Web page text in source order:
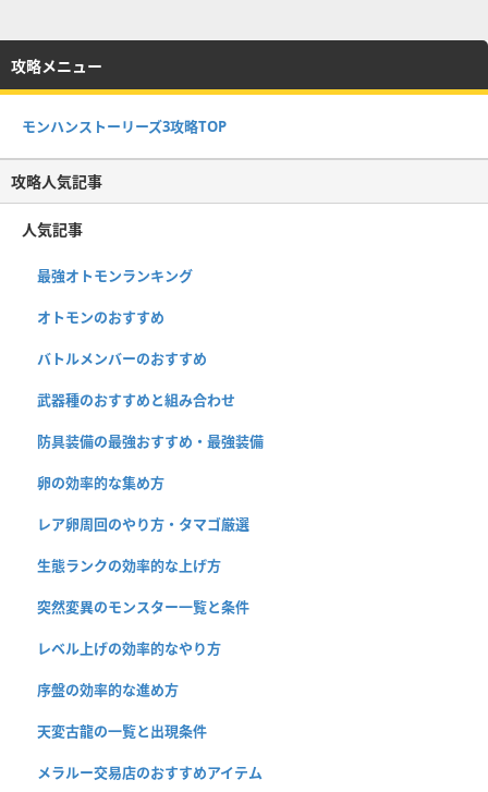
攻略メニュー
モンハンストーリーズ3攻略TOP
攻略人気記事
人気記事
最強オトモンランキング
オトモンのおすすめ
バトルメンバーのおすすめ
武器種のおすすめと組み合わせ
防具装備の最強おすすめ・最強装備
卵の効率的な集め方
レア卵周回のやり方・タマゴ厳選
生態ランクの効率的な上げ方
突然変異のモンスター一覧と条件
レベル上げの効率的なやり方
序盤の効率的な進め方
天変古龍の一覧と出現条件
メラルー交易店のおすすめアイテム